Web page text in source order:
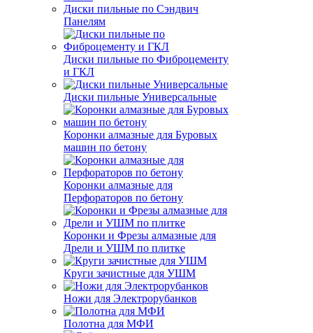
Диски пильные по Сэндвич
Панелям
Диски пильные по Фиброцементу
и ГКЛ
Диски пильные Универсальные
Коронки алмазные для Буровых
машин по бетону
Коронки алмазные для
Перфораторов по бетону
Коронки и Фрезы алмазные для
Дрели и УШМ по плитке
Круги зачистные для УШМ
Ножи для Электрорубанков
Полотна для МФИ